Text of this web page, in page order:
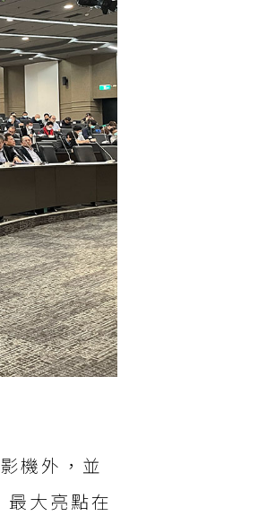
機外，並
大亮點在